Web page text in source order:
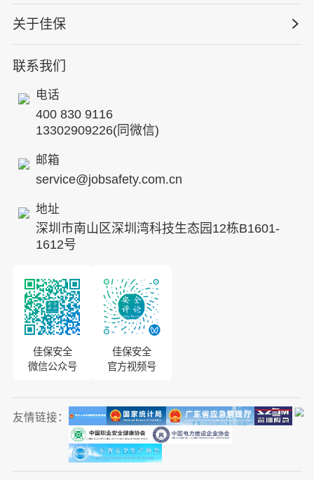
联系我们
电话
400 830 9116
13302909226(同微信)
邮箱
service@jobsafety.com.cn
地址
深圳市南山区深圳湾科技生态园12栋B1601-
1612号
佳保安全
微信公众号
佳保安全
官方视频号
HSE专家服务
水利水务
核电工程与运营
其他案例
资质与专业技能版权课
国际证书课程
HSE 专家服务
人力资源服务
公司新闻
关于佳保
公司简介
企业文化
专家团队
发展历程
招贤纳士
ESG
8S安全服务联盟
投资者关系
友情链接：